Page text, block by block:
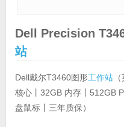
Dell Precision
站
Dell戴尔T3460图形工作站（
核心丨32GB 内存丨512GB
盘鼠标丨三年质保）